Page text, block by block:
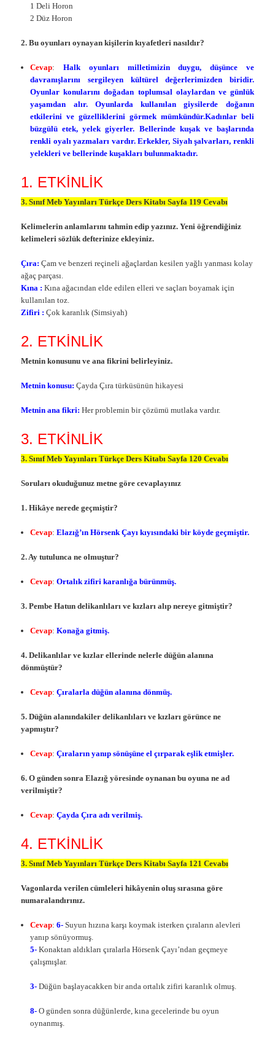
1 Deli Horon
2 Düz Horon
2. Bu oyunları oynayan kişilerin kıyafetleri nasıldır?
Cevap:Halk oyunları milletimizin duygu, düşünce ve
davranışlarını sergileyen kültürel değerlerimizden biridir.
Oyunlar konularını doğadan toplumsal olaylardan ve günlük
yaşamdan alır. Oyunlarda kullanılan giysilerde doğanın
etkilerini ve güzelliklerini görmek mümkündür.Kadınlar beli
büzgülü etek, yelek giyerler. Bellerinde kuşak ve başlarında
renkli oyalı yazmaları vardır. Erkekler, Siyah şalvarları, renkli
yelekleri ve bellerinde kuşakları bulunmaktadır.
1. ETKİNLİK
3. Sınıf Meb Yayınları Türkçe Ders Kitabı Sayfa 119 Cevabı
Kelimelerin anlamlarını tahmin edip yazınız. Yeni öğrendiğiniz
kelimeleri sözlük defterinize ekleyiniz.
Çıra: Çam ve benzeri reçineli ağaçlardan kesilen yağlı yanması kolay
ağaç parçası.
Kına : Kına ağacından elde edilen elleri ve saçları boyamak için
kullanılan toz.
Zifiri : Çok karanlık (Simsiyah)
2. ETKİNLİK
Metnin konusunu ve ana fikrini belirleyiniz.
Metnin konusu: Çayda Çıra türküsünün hikayesi
Metnin ana fikri: Her problemin bir çözümü mutlaka vardır.
3. ETKİNLİK
3. Sınıf Meb Yayınları Türkçe Ders Kitabı Sayfa 120 Cevabı
Soruları okuduğunuz metne göre cevaplayınız
1. Hikâye nerede geçmiştir?
Cevap:Elazığ’ın Hörsenk Çayı kıyısındaki bir köyde geçmiştir.
2. Ay tutulunca ne olmuştur?
Cevap:Ortalık zifiri karanlığa bürünmüş.
3. Pembe Hatun delikanlıları ve kızları alıp nereye gitmiştir?
Cevap:Konağa gitmiş.
4. Delikanlılar ve kızlar ellerinde nelerle düğün alanına
dönmüştür?
Cevap:Çıralarla düğün alanına dönmüş.
5. Düğün alanındakiler delikanlıları ve kızları görünce ne
yapmıştır?
Cevap:Çıraların yanıp sönüşüne el çırparak eşlik etmişler.
6. O günden sonra Elazığ yöresinde oynanan bu oyuna ne ad
verilmiştir?
Cevap:Çayda Çıra adı verilmiş.
4. ETKİNLİK
3. Sınıf Meb Yayınları Türkçe Ders Kitabı Sayfa 121 Cevabı
Vagonlarda verilen cümleleri hikâyenin oluş sırasına göre
numaralandırınız.
Cevap:6-Suyun hızına karşı koymak isterken çıraların alevleri
yanıp sönüyormuş.
5-Konaktan aldıkları çıralarla Hörsenk Çayı’ndan geçmeye
çalışmışlar.
3- Düğün başlayacakken bir anda ortalık zifiri karanlık olmuş.
8- O günden sonra düğünlerde, kına gecelerinde bu oyun
oynanmış.